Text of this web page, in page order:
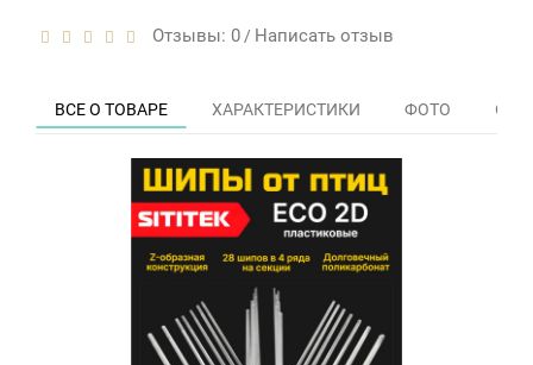
Отзывы: 0 / Написать отзыв
ВСЕ О ТОВАРЕ ХАРАКТЕРИСТИКИ ФОТО